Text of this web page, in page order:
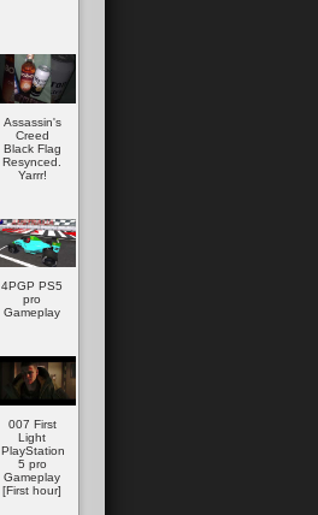
Assassin's
Creed
Black Flag
Resynced.
Yarrr!
4PGP PS5
pro
Gameplay
007 First
Light
PlayStation
5 pro
Gameplay
[First hour]